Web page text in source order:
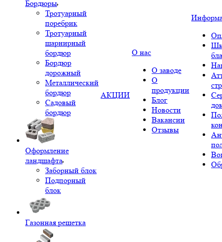
Бордюры
Тротуарный
поребрик
Тротуарный
шарнирный
бордюр
Бордюр
дорожный
Металлический
бордюр
Садовый
бордюр
Оформление
ландшафта
Заборный блок
Подпорный
блок
Газонная решетка
АКЦИИ
О нас
О заводе
О
продукции
Блог
Новости
Вакансии
Отзывы